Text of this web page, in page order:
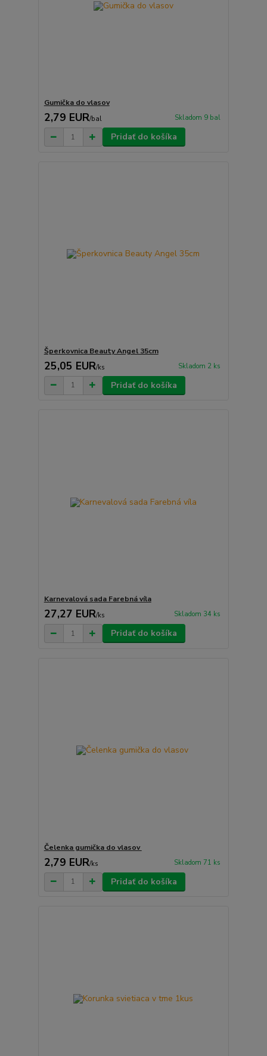
Gumička do vlasov
2,79 EUR/bal Skladom 9 bal
Pridať do košíka
Šperkovnica Beauty Angel 35cm
25,05 EUR/ks Skladom 2 ks
Pridať do košíka
Karnevalová sada Farebná víla
27,27 EUR/ks Skladom 34 ks
Pridať do košíka
Čelenka gumička do vlasov
2,79 EUR/ks Skladom 71 ks
Pridať do košíka